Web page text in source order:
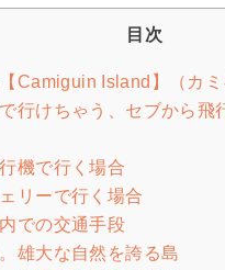
目次
Camiguin Island】（カミ
行けちゃう、セブから飛
機で行く場合
リーで行く場合
での交通手段
雄大な自然を誇る島